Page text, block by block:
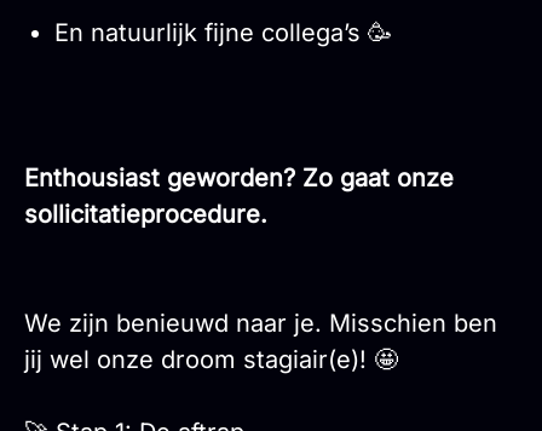
En natuurlijk fijne collega’s 🥳
Enthousiast geworden? Zo gaat onze
sollicitatieprocedure.
We zijn benieuwd naar je. Misschien ben
jij wel onze droom stagiair(e)! 🤩